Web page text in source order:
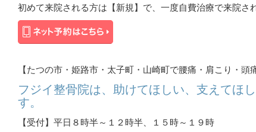
初めて来院される方は【新規】で、一度自費治療で来院さ
【たつの市・姫路市・太子町・山崎町で腰痛・肩こり・
フジイ整骨院は、助けてほしい、支えてほ
す。
【受付】平日８時半～１２時半、１５時～１９時